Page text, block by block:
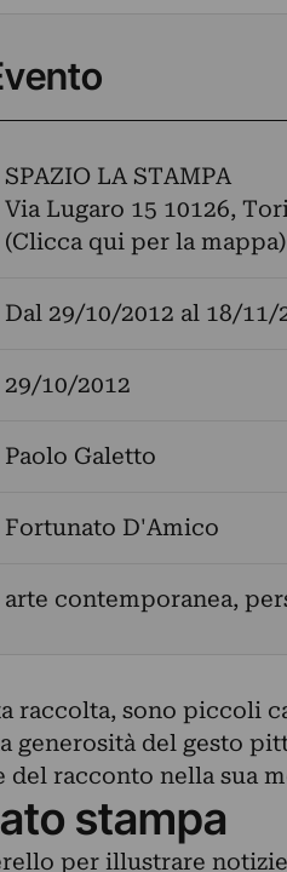
SPAZIO LA STAMPA
Via Lugaro 15 10126,
(Clicca qui per la mappa)
Dal 29/10/2012 al 18/11/
29/10/2012
Paolo Galetto
Fortunato D'Amico
arte contemporanea,
raccolta, sono piccoli
generosità del gesto
del racconto nella sua
stampa
per illustrare